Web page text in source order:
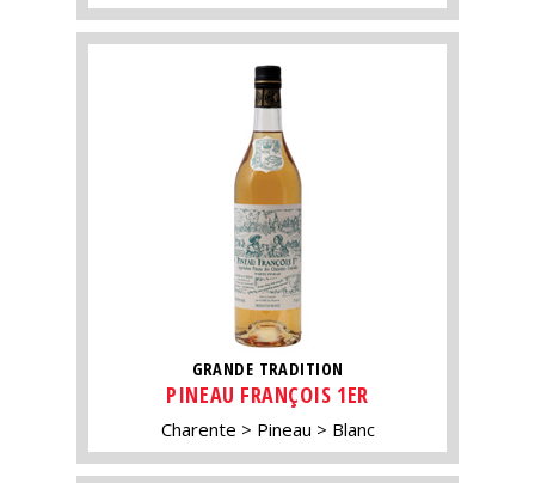
GRANDE TRADITION
PINEAU FRANÇOIS 1ER
Charente Pineau Blanc